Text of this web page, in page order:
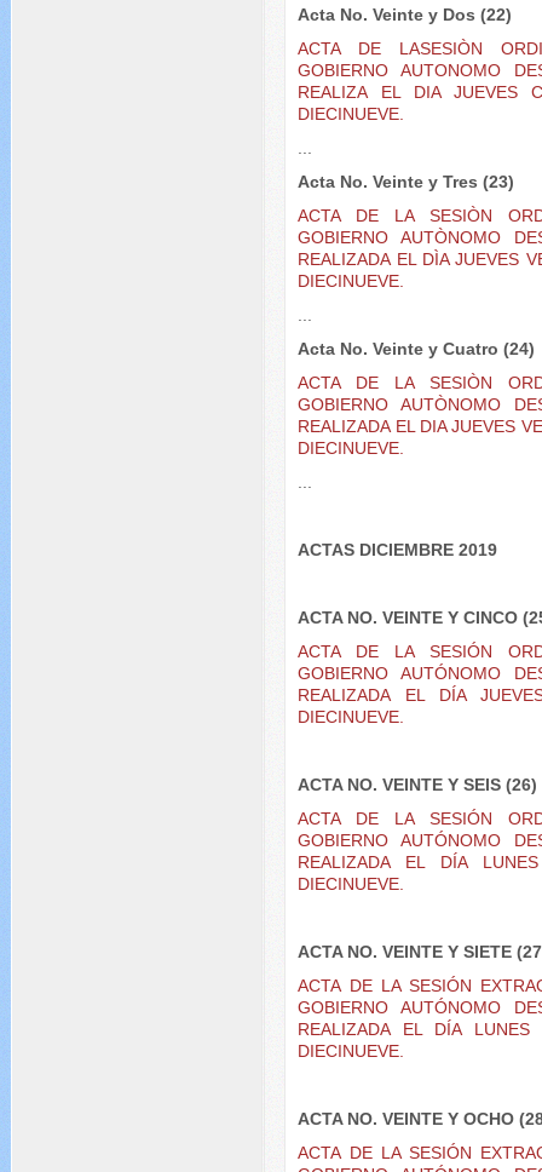
Acta No. Veinte y Dos (22)
ACTA DE LASESIÒN
GOBIERNO AUTONOMO
REALIZA EL DIA JUEVES
DIECINUEVE.
Acta No. Veinte y Tres (23)
ACTA DE LA SESIÒN
GOBIERNO AUTÒNOMO
REALIZADA EL DÌA JUEVES
DIECINUEVE.
Acta No. Veinte y Cuatro (24)
ACTA DE LA SESIÒN
GOBIERNO AUTÒNOMO
REALIZADA EL DIA JUEVES
DIECINUEVE.
ACTAS DICIEMBRE 2019
ACTA NO. VEINTE Y CINCO
ACTA DE LA SESIÓN
GOBIERNO AUTÓNOMO
REALIZADA EL DÍA
DIECINUEVE.
ACTA NO. VEINTE Y SEIS (26)
ACTA DE LA SESIÓN
GOBIERNO AUTÓNOMO
REALIZADA EL DÍA
DIECINUEVE.
ACTA NO. VEINTE Y SIETE
ACTA DE LA SESIÓN
GOBIERNO AUTÓNOMO
REALIZADA EL DÍA
DIECINUEVE.
ACTA NO. VEINTE Y OCHO
ACTA DE LA SESIÓN